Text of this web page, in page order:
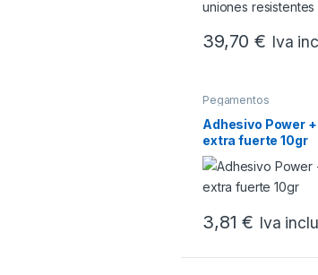
39,70€ Iva
Pegamentos
Adhesivo Power
extra fuerte 10gr
3,81€ Iva